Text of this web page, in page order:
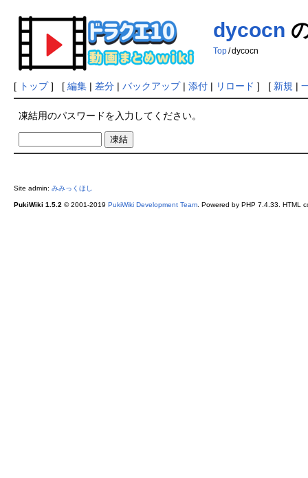
dycocn
Top /dycocn
[ トップ] [ 編集| 差分| バックアップ| 添付| リロード ] [ 新規 |
凍結用のパスワードを入力してください。
Site admin: みみっくほし
PukiWiki 1.5.2© 2001-2019 PukiWiki Development Team. Powered by PHP 7.4.33. HTML